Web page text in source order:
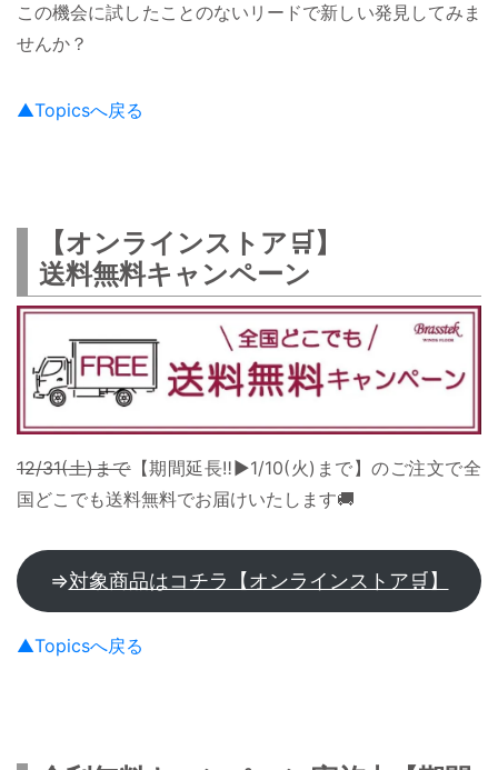
この機会に試したことのないリードで新しい発見してみま
せんか？
▲Topicsへ戻る
【オンラインストア🛒】
送料無料キャンペーン
12/31(土)まで【期間延長‼▶1/10(火)まで】のご注文で全
国どこでも送料無料でお届けいたします🚚
⇒対象商品はコチラ【オンラインストア🛒】
▲Topicsへ戻る